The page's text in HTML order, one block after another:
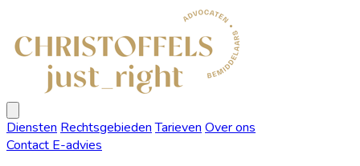
Advocaten
menu
Diensten Rechtsgebieden Tarieven Over ons
Contact E-advies